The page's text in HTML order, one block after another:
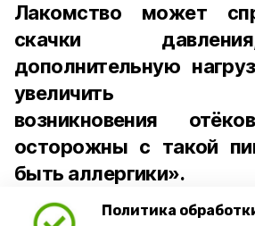
Политика
Лакомство может
скачки
дополнительную
увеличить
возникновения
осторожны с такой
быть аллергики».
Для взрослого человека